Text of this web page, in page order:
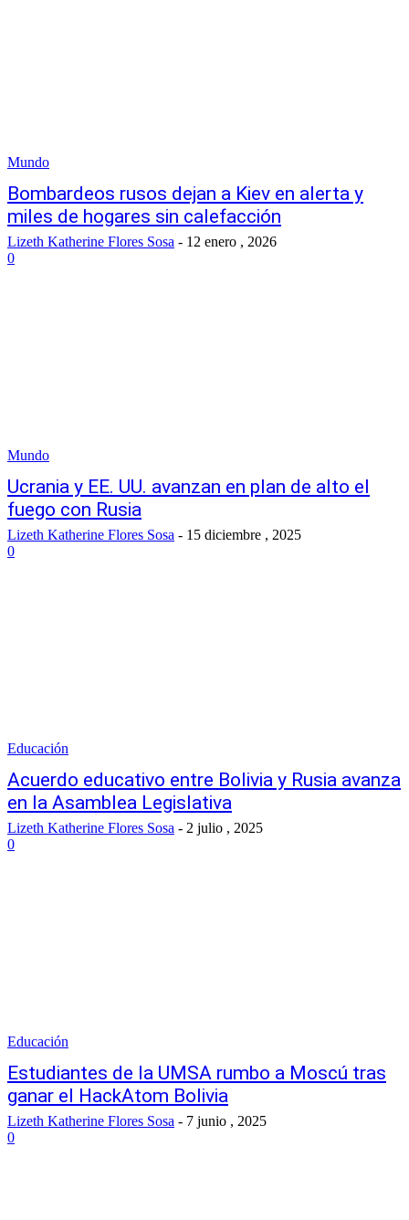
Mundo
Bombardeos rusos dejan a Kiev en alerta y
miles de hogares sin calefacción
Lizeth Katherine Flores Sosa - 12 enero , 2026
0
Mundo
Ucrania y EE. UU. avanzan en plan de alto el
fuego con Rusia
Lizeth Katherine Flores Sosa - 15 diciembre , 2025
0
Educación
Acuerdo educativo entre Bolivia y Rusia avanza
en la Asamblea Legislativa
Lizeth Katherine Flores Sosa - 2 julio , 2025
0
Educación
Estudiantes de la UMSA rumbo a Moscú tras
ganar el HackAtom Bolivia
Lizeth Katherine Flores Sosa - 7 junio , 2025
0